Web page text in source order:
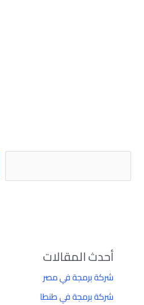
أحدث المقالات
شركة برمجة في مصر
شركة برمجة في طنطا